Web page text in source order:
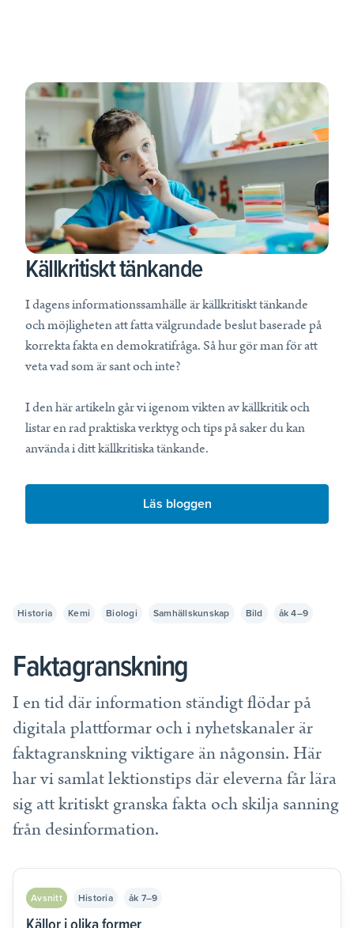
Källkritiskt tänkande
I dagens informationssamhälle är källkritiskt tänkande
och möjligheten att fatta välgrundade beslut baserade på
korrekta fakta en demokratifråga. Så hur gör man för att
veta vad som är sant och inte?
I den här artikeln går vi igenom vikten av källkritik och
listar en rad praktiska verktyg och tips på saker du kan
använda i ditt källkritiska tänkande.
Läs bloggen
Historia Kemi Biologi Samhällskunskap Bild åk 4–9
Faktagranskning
I en tid där information ständigt flödar på
digitala plattformar och i nyhetskanaler är
faktagranskning viktigare än någonsin. Här
har vi samlat lektionstips där eleverna får lära
sig att kritiskt granska fakta och skilja sanning
från desinformation.
Avsnitt Historia åk 7–9